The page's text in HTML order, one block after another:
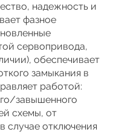
надежность и
фазное
сервопривода,
обеспечивает
замыкания в
работой:
завышенного
схемы, от
случае отключения